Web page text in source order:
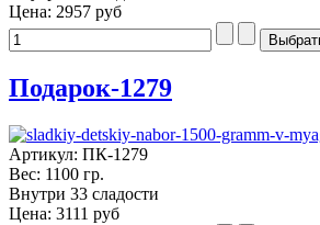
Цена: 2957 руб
Подарок-1279
Артикул: ПК-1279
Вес: 1100 гр.
Внутри 33 сладости
Цена: 3111 руб